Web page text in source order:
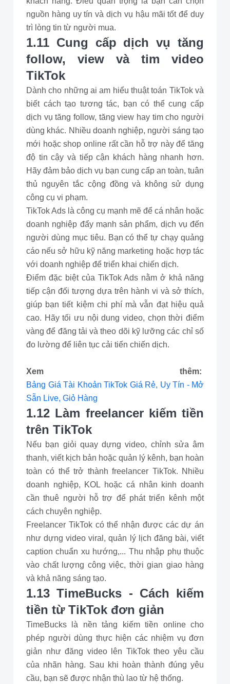
nguồn hàng uy tín và dịch vụ hậu mãi tốt để duy
trì lòng tin từ người mua.
1.11 Cung cấp dịch vụ tăng
follow, view và tim video
TikTok
Dành cho những ai am hiểu thuật toán TikTok và
biết cách tạo tương tác, bạn có thể cung cấp
dịch vụ tăng follow, tăng view hay tim cho người
dùng khác. Nhiều doanh nghiệp, người sáng tạo
mới hoặc shop online rất cần hỗ trợ này để tăng
độ tin cậy và tiếp cận khách hàng nhanh hơn.
Hãy đảm bảo dịch vụ bạn cung cấp an toàn, tuân
thủ nguyên tắc cộng đồng và không sử dụng
công cụ vi phạm.
TikTok Ads là công cụ mạnh mẽ để cá nhân hoặc
doanh nghiệp đẩy mạnh sản phẩm, dịch vụ đến
người dùng mục tiêu. Bạn có thể tự chạy quảng
cáo nếu sở hữu kỹ năng marketing hoặc hợp tác
với doanh nghiệp để triển khai chiến dịch.
Điểm đặc biệt của TikTok Ads nằm ở khả năng
tiếp cận đối tượng dựa trên hành vi và sở thích,
giúp bạn tiết kiệm chi phí mà vẫn đạt hiệu quả
cao. Hãy tối ưu nội dung video, chọn thời điểm
vàng để đăng tải và theo dõi kỹ lưỡng các chỉ số
đo lường để liên tục cải tiến chiến dịch.
Xem thêm:
Bảng Giá Tài Khoản TikTok Giá Rẻ, Uy Tín - Mở
Sẵn Live, Giỏ Hàng
1.12 Làm freelancer kiếm tiền
trên TikTok
Nếu bạn giỏi quay dựng video, chỉnh sửa âm
thanh, viết kịch bản hoặc quản lý kênh, bạn hoàn
toàn có thể trở thành freelancer TikTok. Nhiều
doanh nghiệp, KOL hoặc cá nhân kinh doanh
cần thuê người hỗ trợ để phát triển kênh một
cách chuyên nghiệp.
Freelancer TikTok có thể nhận được các dự án
như dựng video viral, quản lý lịch đăng bài, viết
caption chuẩn xu hướng,... Thu nhập phụ thuộc
vào chất lượng công việc, thời gian giao hàng
và khả năng sáng tạo.
1.13 TimeBucks - Cách kiếm
tiền từ TikTok đơn giản
TimeBucks là nền tảng kiếm tiền online cho
phép người dùng thực hiện các nhiệm vụ đơn
giản như đăng video lên TikTok theo yêu cầu
của nhãn hàng. Sau khi hoàn thành đúng yêu
cầu, bạn sẽ được nhận thù lao từ hệ thống.